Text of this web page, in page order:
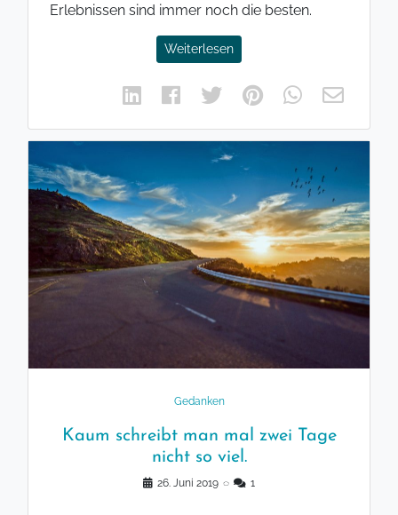
Erlebnissen sind immer noch die besten.
Weiterlesen
Gedanken
Kaum schreibt man mal zwei Tage
nicht so viel.
26. Juni 2019 ◌ 1